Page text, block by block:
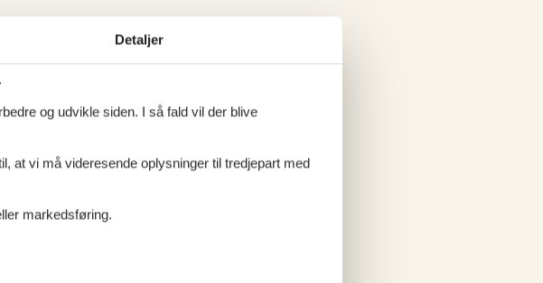
Detaljer
og udvikle siden. I så fald vil der blive
at vi må videresende oplysninger til tredjepart med
markedsføring.